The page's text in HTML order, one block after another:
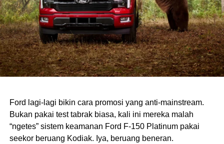
Ford lagi-lagi bikin cara promosi yang anti-mainstream.
Bukan pakai test tabrak biasa, kali ini mereka malah
“ngetes” sistem keamanan Ford F-150 Platinum pakai
seekor beruang Kodiak. Iya, beruang beneran.